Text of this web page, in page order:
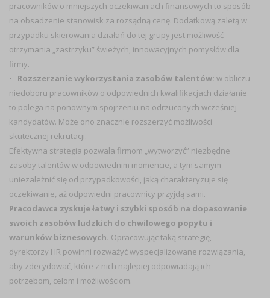
pracowników o mniejszych oczekiwaniach finansowych to sposób
na obsadzenie stanowisk za rozsądną cenę. Dodatkową zaletą w
przypadku skierowania działań do tej grupy jest możliwość
otrzymania „zastrzyku” świeżych, innowacyjnych pomysłów dla
firmy.
• Rozszerzanie wykorzystania zasobów talentów: w obliczu
niedoboru pracowników o odpowiednich kwalifikacjach działanie
to polega na ponownym spojrzeniu na odrzuconych wcześniej
kandydatów. Może ono znacznie rozszerzyć możliwości
skutecznej rekrutacji.
Efektywna strategia pozwala firmom „wytworzyć” niezbędne
zasoby talentów w odpowiednim momencie, a tym samym
uniezależnić się od przypadkowości, jaką charakteryzuje się
oczekiwanie, aż odpowiedni pracownicy przyjdą sami.
Pracodawca zyskuje łatwy i szybki sposób na dopasowanie
swoich zasobów ludzkich do chwilowego popytu i
warunków biznesowych. Opracowując taką strategię,
dyrektorzy HR powinni rozważyć wyspecjalizowane rozwiązania,
aby zdecydować, które z nich najlepiej odpowiadają ich
potrzebom, celom i możliwościom.